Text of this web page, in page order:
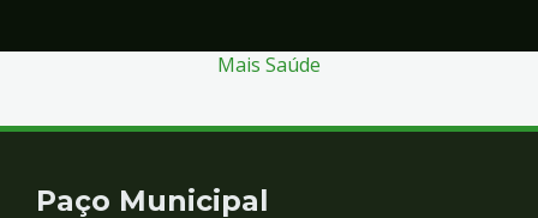
Mais Saúde
Contato
Paço Municipal